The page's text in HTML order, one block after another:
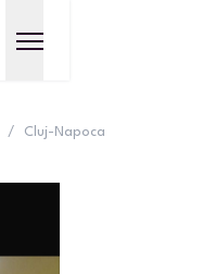
/
Cluj-Napoca